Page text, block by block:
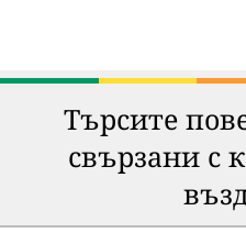
Търсите
свързани с